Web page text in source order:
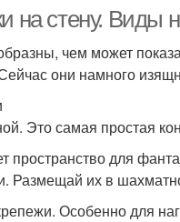
на стену. Виды
чем может
они намного
Это самая простая
пространство для
Размещай их в
Особенно для